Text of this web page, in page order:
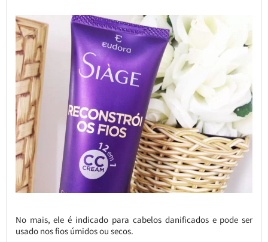
No mais, ele é indicado para cabelos danificados e pode ser
usado nos fios úmidos ou secos.